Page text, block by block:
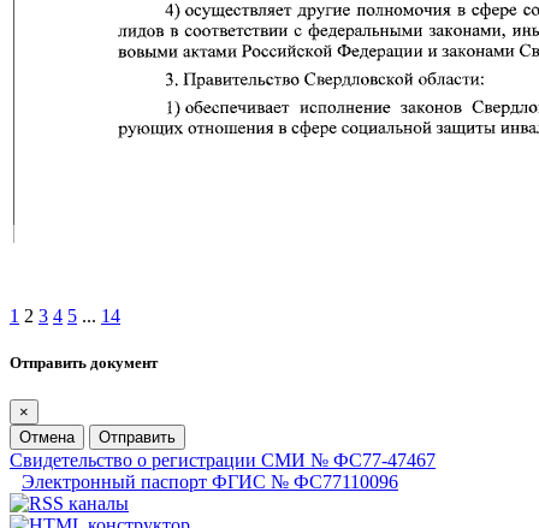
1 2 3 4 5 ... 14
Отправить документ
×
Отмена
Отправить
Свидетельство о регистрации СМИ № ФС77-47467
Электронный паспорт ФГИС № ФС77110096